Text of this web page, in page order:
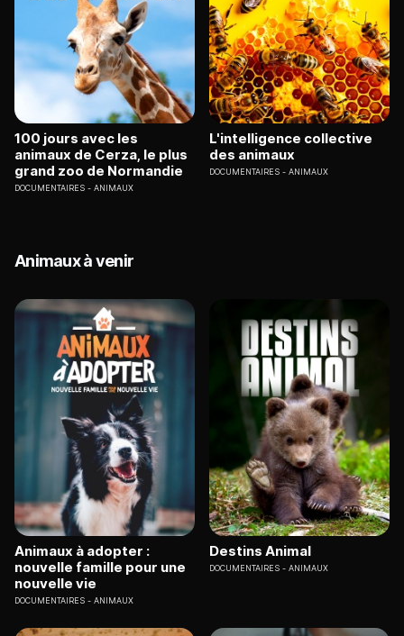
100 jours avec les
animaux de Cerza, le plus
grand zoo de Normandie
DOCUMENTAIRES ANIMAUX
L'intelligence collective
des animaux
DOCUMENTAIRES ANIMAUX
Animaux à venir
Animaux à adopter :
nouvelle famille pour une
nouvelle vie
DOCUMENTAIRES ANIMAUX
Destins Animal
DOCUMENTAIRES ANIMAUX